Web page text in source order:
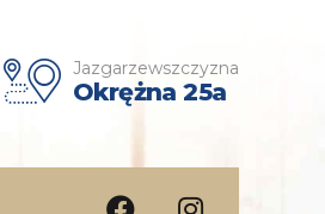
Jazgarzewszczyzna
Okrężna 25a